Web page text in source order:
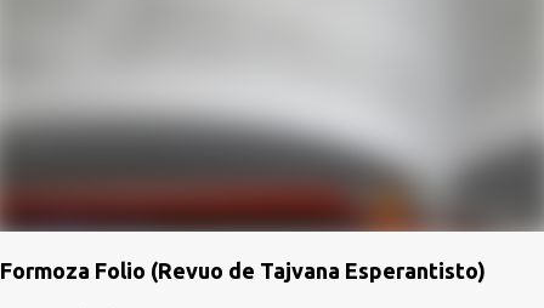
Formoza Folio (Revuo de Tajvana Esperantisto)